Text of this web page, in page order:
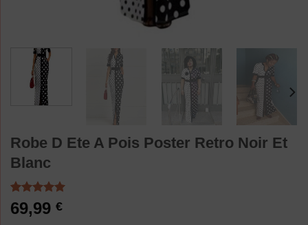
Robe D Ete A Pois Poster Retro Noir Et
Blanc
Noté5.00
sur 5 basé
3
69,99 €